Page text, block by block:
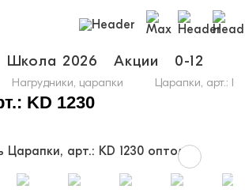
Школа 2026 Акции 0-12
Нагрудники, царапки Царапки, арт.:
KD 1230